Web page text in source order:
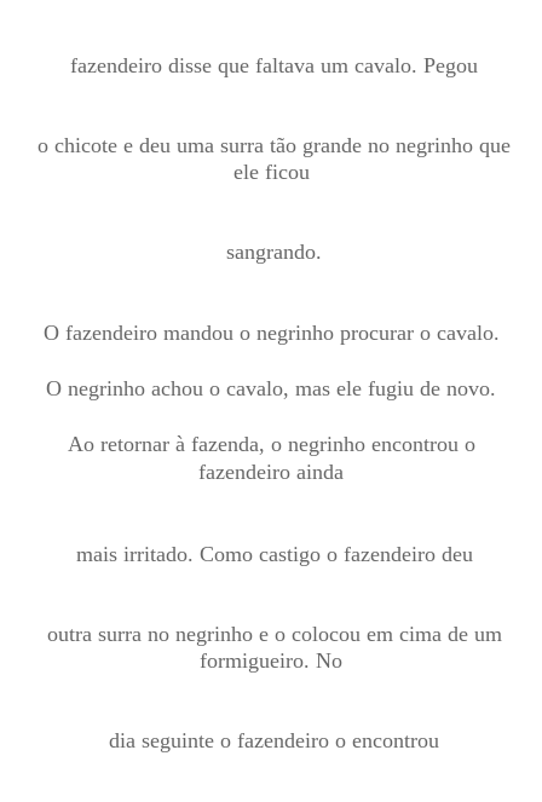
fazendeiro disse que faltava um cavalo. Pegou
o chicote e deu uma surra tão grande no negrinho que
ele ficou
sangrando.
O fazendeiro mandou o negrinho procurar o cavalo.
O negrinho achou o cavalo, mas ele fugiu de novo.
Ao retornar à fazenda, o negrinho encontrou o
fazendeiro ainda
mais irritado. Como castigo o fazendeiro deu
outra surra no negrinho e o colocou em cima de um
formigueiro. No
dia seguinte o fazendeiro o encontrou